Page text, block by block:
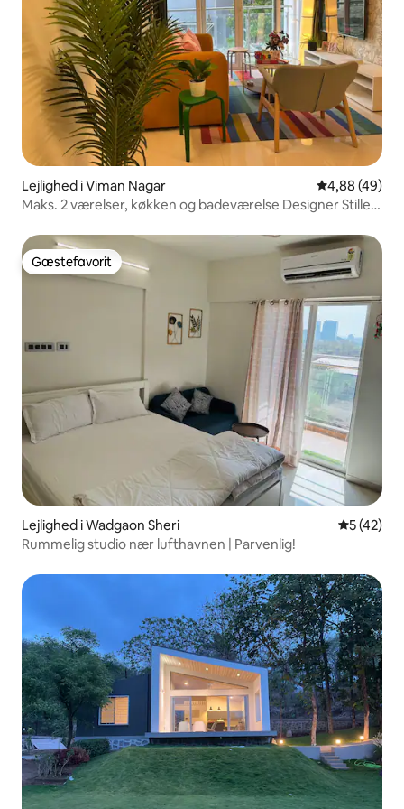
Lejlighed i Viman Nagar 4,88 ud af 5 i
4,88 (49)
Maks. 2 værelser, køkken og badeværelse Designer Stille
Gæstefavorit
Gæstefavorit
Lejlighed i Wadgaon Sheri 5 ud af 5 i
5 (42)
Rummelig studio nær lufthavnen | Parvenlig!